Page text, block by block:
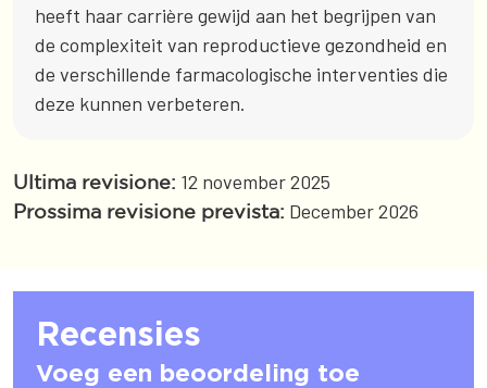
heeft haar carrière gewijd aan het begrijpen van
de complexiteit van reproductieve gezondheid en
de verschillende farmacologische interventies die
deze kunnen verbeteren.
Ultima revisione: 12 november 2025
Prossima revisione prevista: December 2026
Recensies
Voeg een beoordeling toe